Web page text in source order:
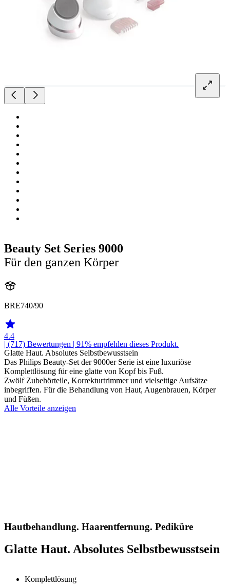
Beauty Set Series 9000
Für den ganzen Körper
BRE740/90
4.4
| (717) Bewertungen | 91% empfehlen dieses Produkt.
Glatte Haut. Absolutes Selbstbewusstsein
Das Philips Beauty-Set der 9000er Serie ist eine luxuriöse
Komplettlösung für eine glatte von Kopf bis Fuß.
Zwölf Zubehörteile, Korrekturtrimmer und vielseitige Aufsätze
inbegriffen. Für die Behandlung von Haut, Augenbrauen, Körper
und Füßen.
Alle Vorteile anzeigen
Hautbehandlung. Haarentfernung. Pediküre
Glatte Haut. Absolutes Selbstbewusstsein
Komplettlösung